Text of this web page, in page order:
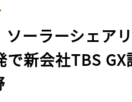
ソーラーシェア
新会社TBS GX